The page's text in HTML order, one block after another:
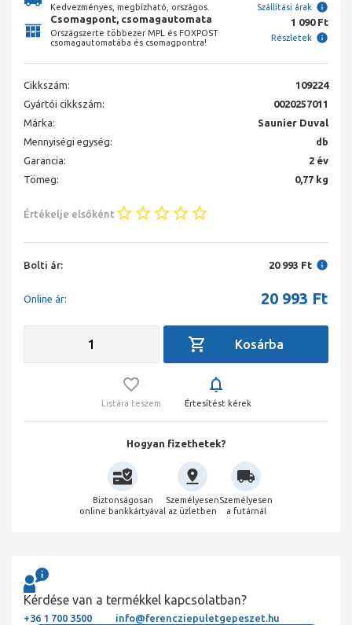
Kedvezményes, megbízható, országos. Szállítási árak
Csomagpont, csomagautomata
Országszerte többezer MPL és FOXPOST
csomagautomatába és csomagpontra!
1 090 Ft
Részletek
Cikkszám:
109224
Gyártói cikkszám:
0020257011
Márka:
Saunier Duval
Mennyiségi egység:
db
Garancia:
2 év
Tömeg:
0,77 kg
Értékelje elsőként
Bolti ár: 20 993 Ft
Online ár: 20 993 Ft
Listára teszem Értesítést kérek
Hogyan fizethetek?
Biztonságosan
online bankkártyával
Személyesen
az üzletben
Személyesen
a futárnál
Kérdése van a termékkel kapcsolatban?
+36 1 700 3500 info@ferencziepuletgepeszet.hu